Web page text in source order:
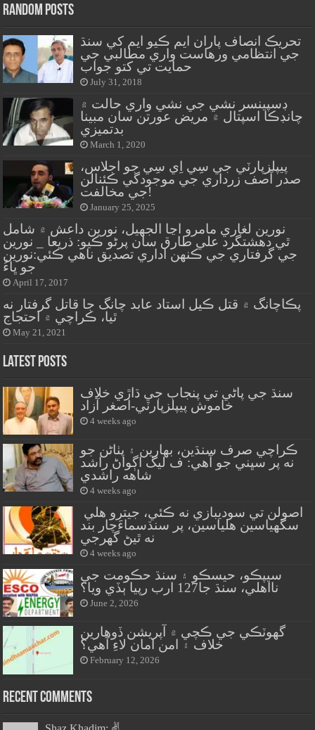
Random Posts
تحريڪ انصاف پاران ايم ڪيو ايم کي سنڌ
جي انتظامي ورهاست واري مطالبي جي
حمايت تي کتو جواب
July 31, 2018
ڊسپينسر نشي جي نشي واري حالت ۾
چانڊڪا اسپتال ۾ مريض عورتن سان مبينا
بدتميزي
March 1, 2020
پيپلزپارٽي جي سِي اِي سِي جو اجلاس،
صدر آصف زرداري جي موجودگي ڪئنالن
جي مخالفت!
January 25, 2025
نورين لغاري مامرو اڃا الجهيل، نورين داعش ۾ شامل
ٿي دهشتگرد علي طارق سان پرڻو ڪيو: ذريعا _ نورين
جي گرفتاري جي ڪنهن اداري تصديق ناهي ڪئي:نورين
جو ڀاءُ
April 17, 2017
پڪاچانگ ۾ قتل ڪيل استاد عابد چانگ جا قاتل گرفتار نه
ٿيا، ڪراچي ۾ احتجاج
May 21, 2021
Latest Posts
سنڌ جي پاڻي تي پنجاب جي ڌاڙي خلاف
خاموش پيپلزپارٽي-اصغر آزاد
4 weeks ago
ڪراچي صرف سنڌين، بهارين ۽ پٺاڻن جو
نه پر سڀني جو آهي: ف ليگ اڳواڻ راشد
شاهه راشدي
4 weeks ago
سگهياسين هلياسين، پر سنڌسماءَچار بند
نه ٿيڻ گهرجي
4 weeks ago
سيپڪو، حيسڪو ۽ سنڌ حڪومت جي
نااهلي، سنڌ جا127 ارب رپيا ٻڏي ويا؟
June 2, 2026
گهوٽڪي جي ڪچي ۾ آپريشن ڏوهارين
خلاف ۽ امن امان لاءِ آهي؟
February 12, 2026
Recent Comments